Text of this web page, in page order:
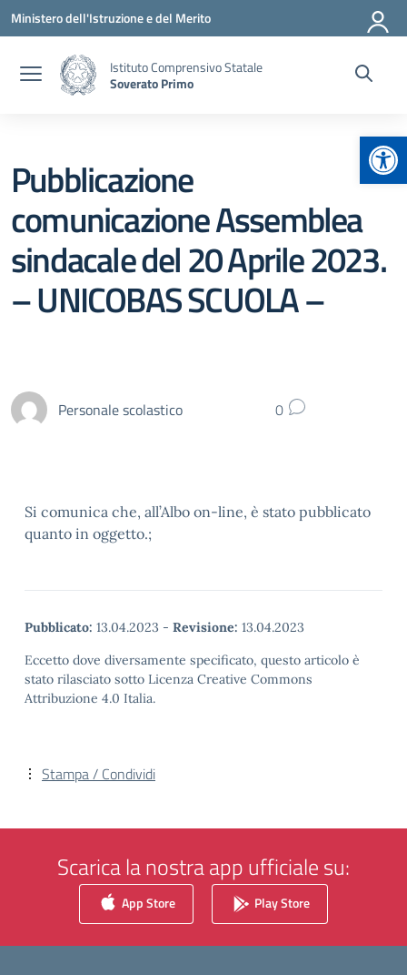
Vai ai contenuti
Vai al menu di navigazione
Vai al footer
Ministero dell'Istruzione e del Merito
Istituto Comprensivo Statale
Soverato Primo
Pubblicazione
comunicazione Assemblea
sindacale del 20 Aprile 2023.
– UNICOBAS SCUOLA –
Personale scolastico 0
Si comunica che, all’Albo on-line, è stato pubblicato
quanto in oggetto.;
Pubblicato: 13.04.2023 - Revisione: 13.04.2023
Eccetto dove diversamente specificato, questo articolo è
stato rilasciato sotto Licenza Creative Commons
Attribuzione 4.0 Italia.
Stampa / Condividi
Scarica la nostra app ufficiale su:
App Store Play Store